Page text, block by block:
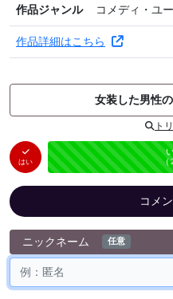
作品ジャンル
コメディ・ユ
作品詳細はこちら
女装した男性
ト
はい
はい
（0件）
未投票
（
コメ
ニックネーム 任意